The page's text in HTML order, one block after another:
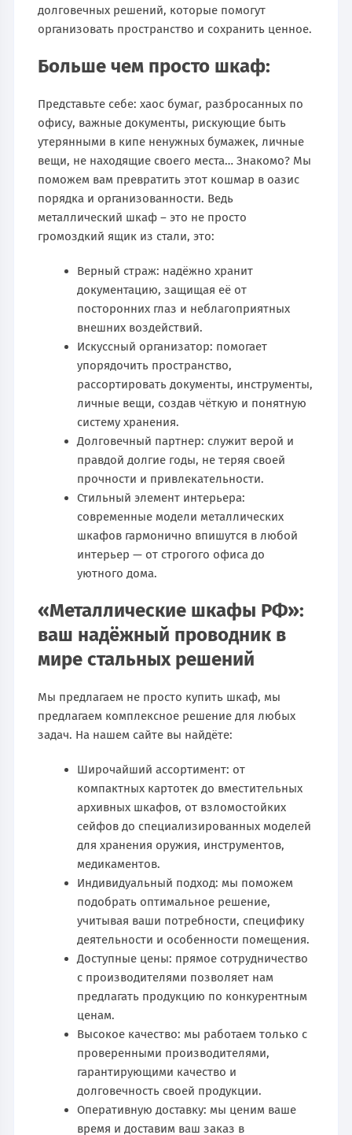
долговечных решений, которые помогут
организовать пространство и сохранить ценное.
Больше чем просто шкаф:
Представьте себе: хаос бумаг, разбросанных по
офису, важные документы, рискующие быть
утерянными в кипе ненужных бумажек, личные
вещи, не находящие своего места… Знакомо? Мы
поможем вам превратить этот кошмар в оазис
порядка и организованности. Ведь
металлический шкаф – это не просто
громоздкий ящик из стали, это:
Верный страж: надёжно хранит
документацию, защищая её от
посторонних глаз и неблагоприятных
внешних воздействий.
Искусcный организатор: помогает
упорядочить пространство,
рассортировать документы, инструменты,
личные вещи, создав чёткую и понятную
систему хранения.
Долговечный партнер: служит верой и
правдой долгие годы, не теряя своей
прочности и привлекательности.
Стильный элемент интерьера:
современные модели металлических
шкафов гармонично впишутся в любой
интерьер — от строгого офиса до
уютного дома.
«Металлические шкафы РФ»:
ваш надёжный проводник в
мире стальных решений
Мы предлагаем не просто купить шкаф, мы
предлагаем комплексное решение для любых
задач. На нашем сайте вы найдёте:
Широчайший ассортимент: от
компактных картотек до вместительных
архивных шкафов, от взломостойких
сейфов до специализированных моделей
для хранения оружия, инструментов,
медикаментов.
Индивидуальный подход: мы поможем
подобрать оптимальное решение,
учитывая ваши потребности, специфику
деятельности и особенности помещения.
Доступные цены: прямое сотрудничество
с производителями позволяет нам
предлагать продукцию по конкурентным
ценам.
Высокое качество: мы работаем только с
проверенными производителями,
гарантирующими качество и
долговечность своей продукции.
Оперативную доставку: мы ценим ваше
время и доставим ваш заказ в